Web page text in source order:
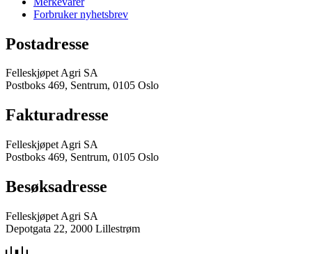
Forbruker nyhetsbrev
Postadresse
Felleskjøpet Agri SA
Postboks 469, Sentrum, 0105 Oslo
Fakturadresse
Felleskjøpet Agri SA
Postboks 469, Sentrum, 0105 Oslo
Besøksadresse
Felleskjøpet Agri SA
Depotgata 22, 2000 Lillestrøm